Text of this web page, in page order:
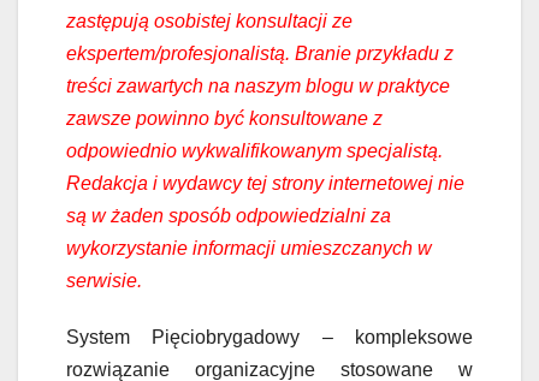
zastępują osobistej konsultacji ze
ekspertem/profesjonalistą. Branie przykładu z
treści zawartych na naszym blogu w praktyce
zawsze powinno być konsultowane z
odpowiednio wykwalifikowanym specjalistą.
Redakcja i wydawcy tej strony internetowej nie
są w żaden sposób odpowiedzialni za
wykorzystanie informacji umieszczanych w
serwisie.
System Pięciobrygadowy – kompleksowe
rozwiązanie organizacyjne stosowane w